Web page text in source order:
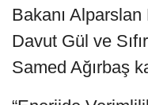
Bakanı
Davut Gül ve
Samed Ağırbaş